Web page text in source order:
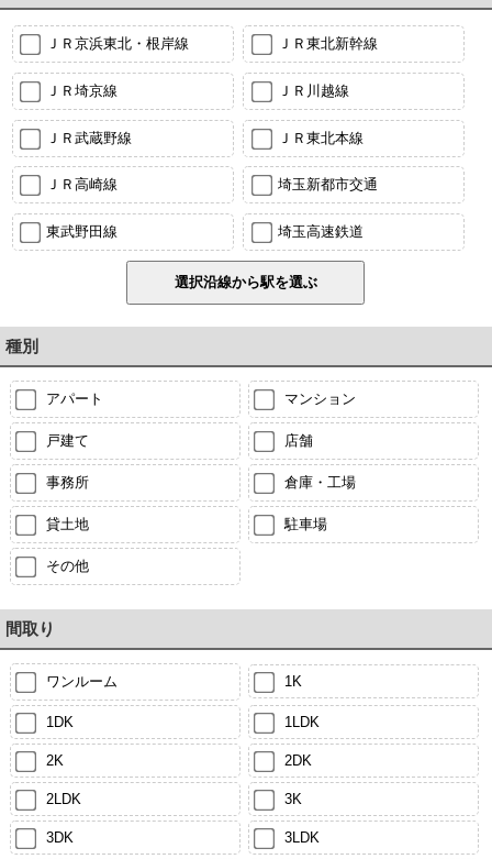
ＪＲ京浜東北・根岸線 ＪＲ東北新幹線
ＪＲ埼京線 ＪＲ川越線
ＪＲ武蔵野線 ＪＲ東北本線
ＪＲ高崎線 埼玉新都市交通
東武野田線 埼玉高速鉄道
種別
アパート マンション
戸建て 店舗
事務所 倉庫・工場
貸土地 駐車場
その他
間取り
ワンルーム 1K
1DK 1LDK
2K 2DK
2LDK 3K
3DK 3LDK